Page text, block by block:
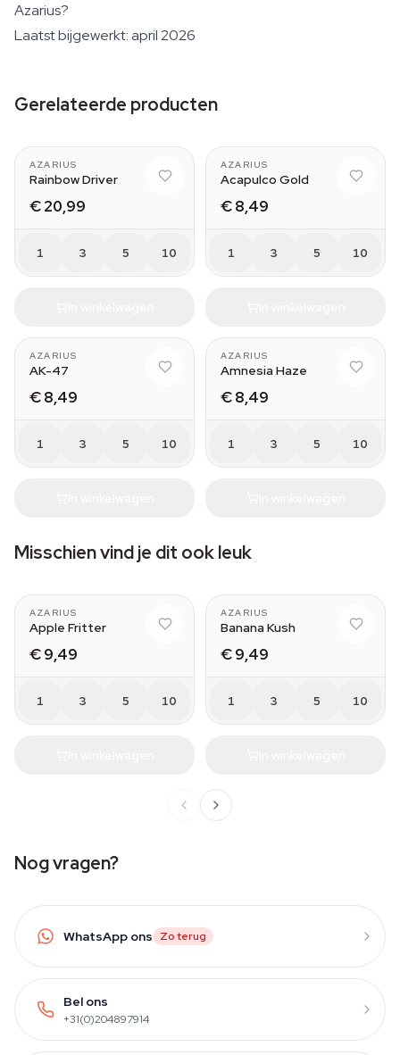
Azarius?
Laatst bijgewerkt: april 2026
Gerelateerde producten
AZARIUS
Rainbow Driver
€ 20,99
1 3 5 10
AZARIUS
Acapulco Gold
€ 8,49
1 3 5 10
AZARIUS
AK-47
€ 8,49
1 3 5 10
AZARIUS
Amnesia Haze
€ 8,49
1 3 5 10
Misschien vind je dit ook leuk
AZARIUS
Apple Fritter
€ 9,49
1 3 5 10
AZARIUS
Banana Kush
€ 9,49
1 3 5 10
Nog vragen?
WhatsApp ons Zo terug
Bel ons
+31(0)204897914